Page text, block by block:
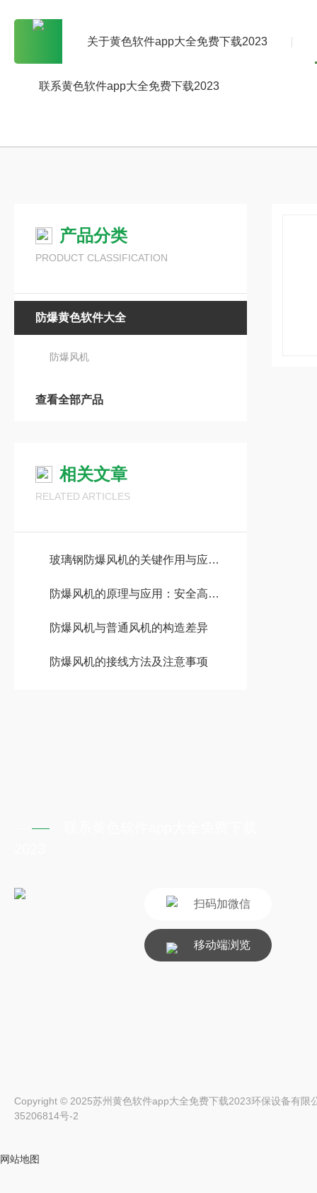
关于黄色软件app大全免费下载2023
联系黄色软件app大全免费下载2023
产品分类
PRODUCT CLASSIFICATION
防爆黄色软件大全
防爆风机
查看全部产品
相关文章
RELATED ARTICLES
玻璃钢防爆风机的关键作用与应用领域
防爆风机的原理与应用：安全高效的通风换气设备
防爆风机与普通风机的构造差异
防爆风机的接线方法及注意事项
扫码加微信
移动端浏览
Copyright © 2025苏州黄色软件app大全免费下载2023环保设备有限
35206814号-2
网站地图